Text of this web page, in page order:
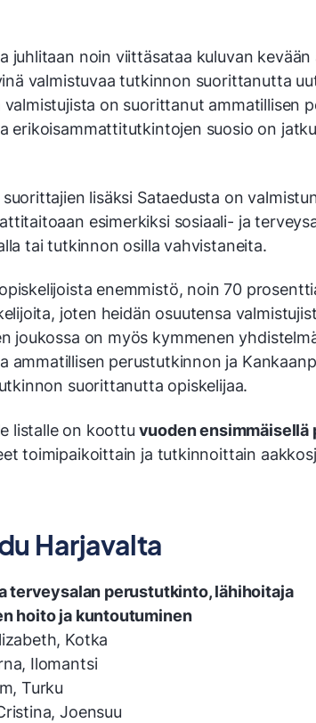
juhlitaan noin viittäsataa kuluvan
valmistuvaa tutkinnon suorittanutta
valmistujista on suorittanut ammatillisen
erikoisammattitutkintojen suosio on
lisäksi Sataedusta on
esimerkiksi sosiaali- ja
tai tutkinnon osilla vahvistaneita.
enemmistö, noin 70
joten heidän osuutensa
joukossa on myös kymmenen
ammatillisen perustutkinnon ja
suorittanutta opiskelijaa.
listalle on koottu vuoden ensimmäisellä
toimipaikoittain ja tutkinnoittain
Harjavalta
terveysalan perustutkinto, lähihoitaja
hoito ja kuntoutuminen
Kotka
Ilomantsi
Turku
Joensuu